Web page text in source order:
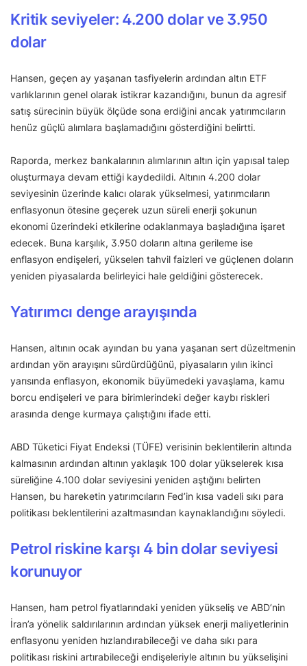
Kritik seviyeler: 4.200 dolar ve 3.950
dolar
Hansen, geçen ay yaşanan tasfiyelerin ardından altın ETF
varlıklarının genel olarak istikrar kazandığını, bunun da agresif
satış sürecinin büyük ölçüde sona erdiğini ancak yatırımcıların
henüz güçlü alımlara başlamadığını gösterdiğini belirtti.
Raporda, merkez bankalarının alımlarının altın için yapısal talep
oluşturmaya devam ettiği kaydedildi. Altının 4.200 dolar
seviyesinin üzerinde kalıcı olarak yükselmesi, yatırımcıların
enflasyonun ötesine geçerek uzun süreli enerji şokunun
ekonomi üzerindeki etkilerine odaklanmaya başladığına işaret
edecek. Buna karşılık, 3.950 doların altına gerileme ise
enflasyon endişeleri, yükselen tahvil faizleri ve güçlenen doların
yeniden piyasalarda belirleyici hale geldiğini gösterecek.
Yatırımcı denge arayışında
Hansen, altının ocak ayından bu yana yaşanan sert düzeltmenin
ardından yön arayışını sürdürdüğünü, piyasaların yılın ikinci
yarısında enflasyon, ekonomik büyümedeki yavaşlama, kamu
borcu endişeleri ve para birimlerindeki değer kaybı riskleri
arasında denge kurmaya çalıştığını ifade etti.
ABD Tüketici Fiyat Endeksi (TÜFE) verisinin beklentilerin altında
kalmasının ardından altının yaklaşık 100 dolar yükselerek kısa
süreliğine 4.100 dolar seviyesini yeniden aştığını belirten
Hansen, bu hareketin yatırımcıların Fed’in kısa vadeli sıkı para
politikası beklentilerini azaltmasından kaynaklandığını söyledi.
Petrol riskine karşı 4 bin dolar seviyesi
korunuyor
Hansen, ham petrol fiyatlarındaki yeniden yükseliş ve ABD’nin
İran’a yönelik saldırılarının ardından yüksek enerji maliyetlerinin
enflasyonu yeniden hızlandırabileceği ve daha sıkı para
politikası riskini artırabileceği endişeleriyle altının bu yükselişini